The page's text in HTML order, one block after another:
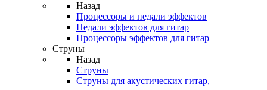
Назад
Процессоры и педали эффектов
Педали эффектов для гитар
Процессоры эффектов для гитар
Струны
Назад
Струны
Струны для акустических гитар,